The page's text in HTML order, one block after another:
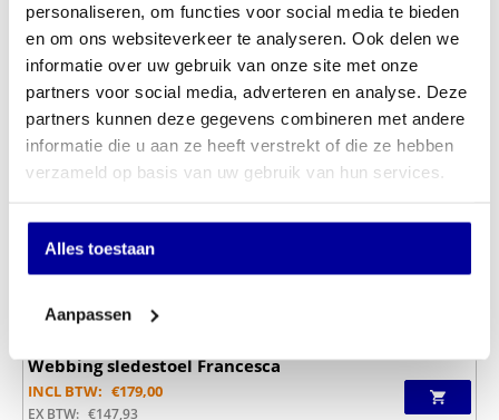
personaliseren, om functies voor social media te bieden
en om ons websiteverkeer te analyseren. Ook delen we
informatie over uw gebruik van onze site met onze
partners voor social media, adverteren en analyse. Deze
partners kunnen deze gegevens combineren met andere
informatie die u aan ze heeft verstrekt of die ze hebben
verzameld op basis van uw gebruik van hun services.
Alles toestaan
Aanpassen
Webbing sledestoel Francesca
INCL BTW: €179,00
EX BTW: €147,93